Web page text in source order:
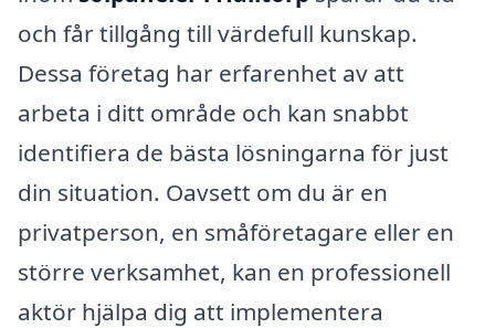
och får tillgång till värdefull kunskap.
Dessa företag har erfarenhet av att
arbeta i ditt område och kan snabbt
identifiera de bästa lösningarna för just
din situation. Oavsett om du är en
privatperson, en småföretagare eller en
större verksamhet, kan en professionell
aktör hjälpa dig att implementera